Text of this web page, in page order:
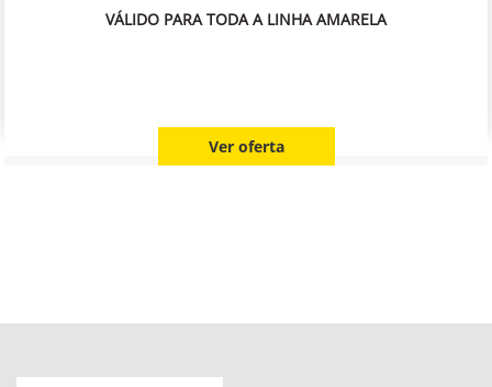
VÁLIDO PARA TODA A LINHA AMARELA
Ver oferta